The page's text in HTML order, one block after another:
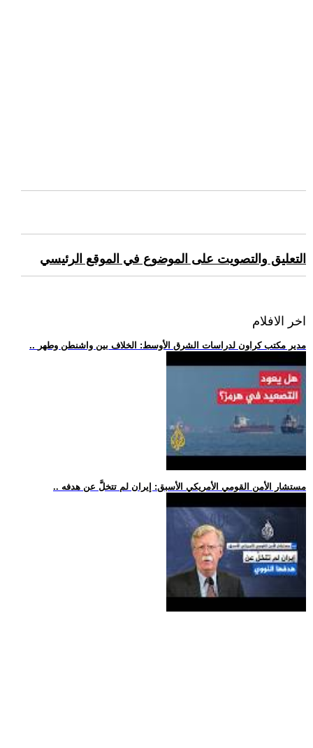
التعليق والتصويت على الموضوع في الموقع الرئيسي
اخر الافلام
.. مدير مكتب كراون لدراسات الشرق الأوسط: الخلاف بين واشنطن وطهر
.. مستشار الأمن القومي الأمريكي الأسبق: إيران لم تتخلَّ عن هدفه